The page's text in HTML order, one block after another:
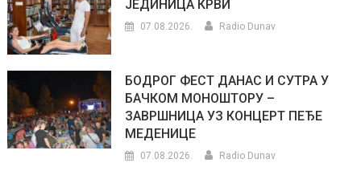
ЈЕДИНИЦА КРВИ
07.08.2026. Radio Dunav
БОДРОГ ФЕСТ ДАНАС И СУТРА У
БАЧКОМ МОНОШТОРУ –
ЗАВРШНИЦА УЗ КОНЦЕРТ ПЕЂЕ
МЕДЕНИЦЕ
07.08.2026. Radio Dunav